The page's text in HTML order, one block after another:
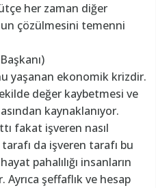
her zaman diğer
çözülmesini temenni
yaşanan ekonomik krizdir.
değer kaybetmesi ve
kaynaklanıyor.
fakat işveren nasıl
da işveren tarafı bu
pahalılığı insanların
Ayrıca şeffaflık ve hesap